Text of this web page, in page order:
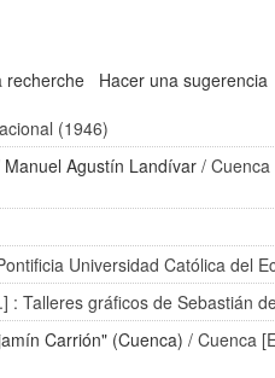
recherche
Hacer una sugerencia
(1946)
Manuel Agustín Landívar /
Universidad Católica del
: Talleres gráficos de Sebastián
Carrión" (Cuenca) / Cuenca